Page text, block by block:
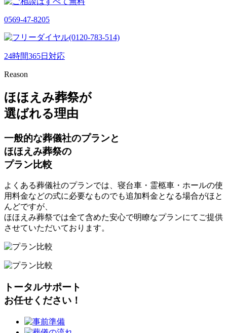
0569-47-8205
(0120-783-514)
24時間365日対応
Reason
ほほえみ葬祭が
選ばれる理由
一般的な葬儀社のプランと
ほほえみ葬祭の
プラン比較
よくある葬儀社のプランでは、寝台車・霊柩車・ホールの使
用料金などの式に必要なものでも追加料金となる場合がほと
んどですが、
ほほえみ葬祭では全て含めた安心で明瞭なプランにてご提供
させていただいております。
トータルサポート
お任せください！